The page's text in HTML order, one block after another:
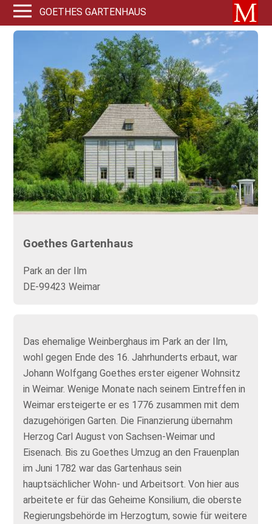
GOETHES GARTENHAUS
Goethes Gartenhaus
Park an der Ilm
DE-99423 Weimar
Das ehemalige Weinberghaus im Park an der Ilm,
wohl gegen Ende des 16. Jahrhunderts erbaut, war
Johann Wolfgang Goethes erster eigener Wohnsitz
in Weimar. Wenige Monate nach seinem Eintreffen in
Weimar ersteigerte er es 1776 zusammen mit dem
dazugehörigen Garten. Die Finanzierung übernahm
Herzog Carl August von Sachsen-Weimar und
Eisenach. Bis zu Goethes Umzug an den Frauenplan
im Juni 1782 war das Gartenhaus sein
hauptsächlicher Wohn- und Arbeitsort. Von hier aus
arbeitete er für das Geheime Konsilium, die oberste
Regierungsbehörde im Herzogtum, sowie für weitere